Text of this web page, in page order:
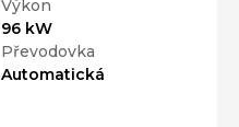
Výkon
96 kW
Převodovka
Automatická